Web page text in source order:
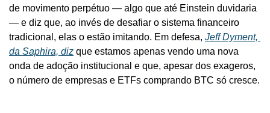
de movimento perpétuo — algo que até Einstein duvidaria
— e diz que, ao invés de desafiar o sistema financeiro
tradicional, elas o estão imitando. Em defesa, Jeff Dyment,
da Saphira, diz que estamos apenas vendo uma nova
onda de adoção institucional e que, apesar dos exageros,
o número de empresas e ETFs comprando BTC só cresce.